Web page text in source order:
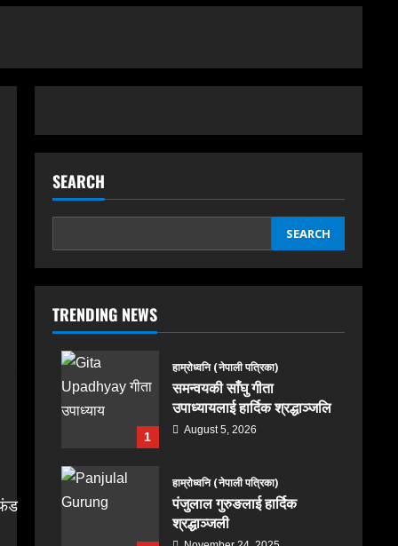
SEARCH
SEARCH
TRENDING NEWS
1
हाम्रोध्वनि (नेपाली पत्रिका)
समन्वयकी साँघु गीता
उपाध्यायलाई हार्दिक श्रद्धाञ्जलि
August 5, 2026
हाम्रोध्वनि (नेपाली पत्रिका)
पंजुलाल गुरुङलाई हार्दिक
श्रद्धाञ्जली